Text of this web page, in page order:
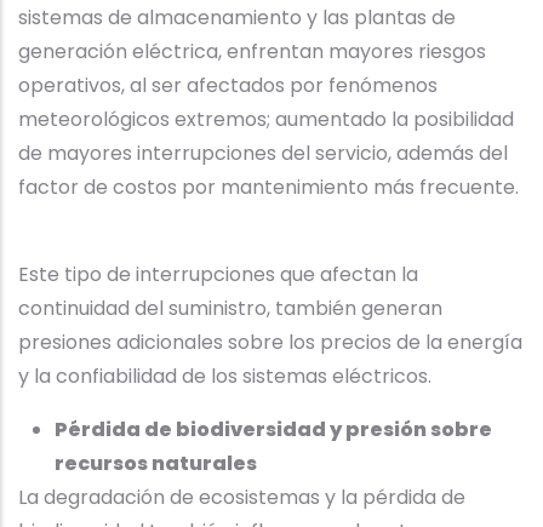
sistemas de almacenamiento y las plantas de
generación eléctrica, enfrentan mayores riesgos
operativos, al ser afectados por fenómenos
meteorológicos extremos; aumentado la posibilidad
de mayores interrupciones del servicio, además del
factor de costos por mantenimiento más frecuente.
Este tipo de interrupciones que afectan la
continuidad del suministro, también generan
presiones adicionales sobre los precios de la energía
y la confiabilidad de los sistemas eléctricos.
Pérdida de biodiversidad y presión sobre
recursos naturales
La degradación de ecosistemas y la pérdida de